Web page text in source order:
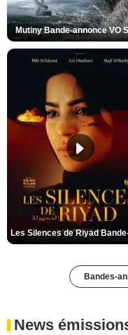
Mutiny Bande-annonce VO
Bandes-
News